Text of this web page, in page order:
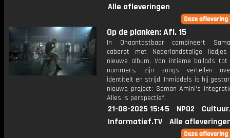
Alle afleveringen
Op de planken: Afl. 15
In Onaantastbaar combineert
cabaret met Nederlandstalige
nieuwe album. Van intieme ballads tot
nummers, zijn songs vertellen
identiteit en strijd. Inmiddels is hij
nieuwe project: Saman Amini's
Alles is perspectief.
21-08-2025 15:45 NPO2
Informatief.TV
Alle